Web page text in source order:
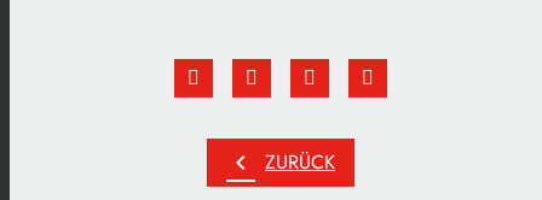
chevron_left ZURÜCK